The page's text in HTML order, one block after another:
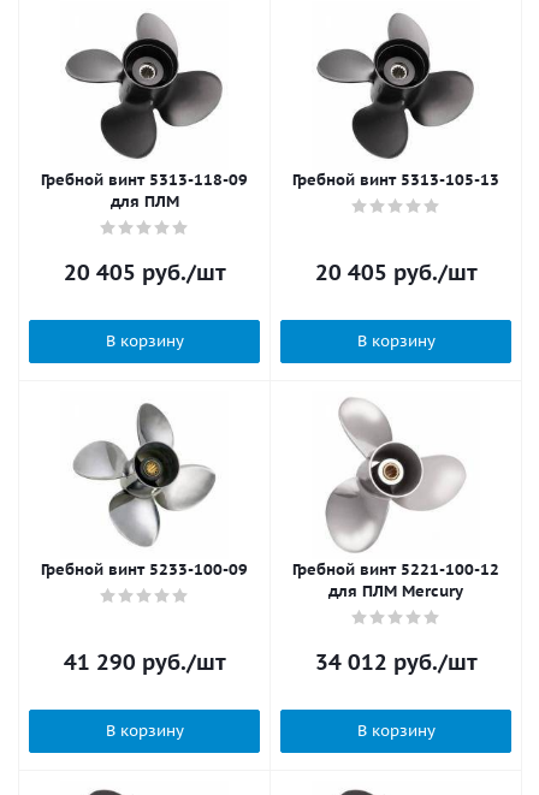
Гребной винт 5313-118-09
для ПЛМ
20 405 руб./шт
В корзину
Гребной винт 5313-105-13
20 405 руб./шт
В корзину
Гребной винт 5233-100-09
41 290 руб./шт
В корзину
Гребной винт 5221-100-12
для ПЛМ Mercury
34 012 руб./шт
В корзину